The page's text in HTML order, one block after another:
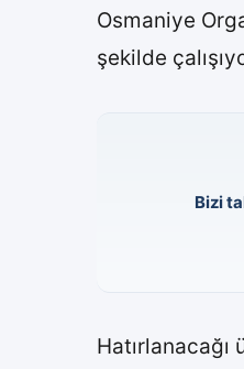
Osmaniye
şekilde
Bizi